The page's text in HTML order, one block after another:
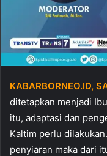
KABARBORNEO.ID,
ditetapkan menjadi
itu, adaptasi dan
Kaltim perlu
penyiaran maka dari